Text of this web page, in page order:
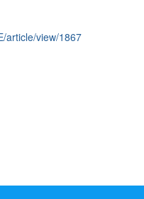
article/view/1867